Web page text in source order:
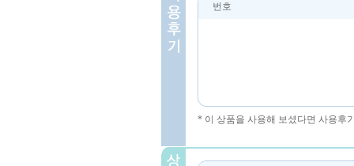
번호
* 이 상품을 사용해 보셨다면 사용후